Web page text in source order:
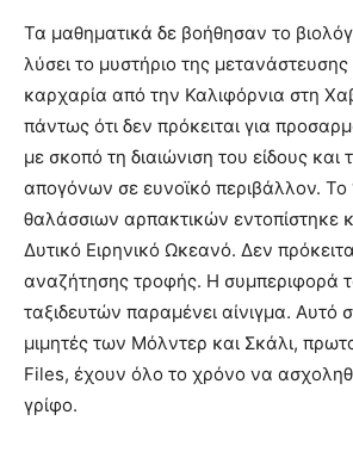
Τα μαθηματικά δε βοήθησαν το
λύσει το μυστήριο της
καρχαρία από την Καλιφόρνια στη
πάντως ότι δεν πρόκειται για
με σκοπό τη διαιώνιση του είδους και
απογόνων σε ευνοϊκό περιβάλλον. Το
θαλάσσιων αρπακτικών εντοπίστηκε
Δυτικό Ειρηνικό Ωκεανό. Δεν
αναζήτησης τροφής. Η συμπεριφορά
ταξιδευτών παραμένει αίνιγμα. Αυτό
μιμητές των Μόλντερ και Σκάλι,
Files, έχουν όλο το χρόνο να
γρίφο.